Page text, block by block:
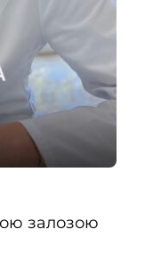
залозою